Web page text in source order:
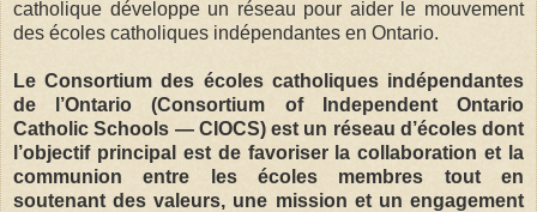
catholique développe un réseau pour aider le mouvement
des écoles catholiques indépendantes en Ontario.
Le Consortium des écoles catholiques indépendantes
de l’Ontario (Consortium of Independent Ontario
Catholic Schools — CIOCS) est un réseau d’écoles dont
l’objectif principal est de favoriser la collaboration et la
communion entre les écoles membres tout en
soutenant des valeurs, une mission et un engagement